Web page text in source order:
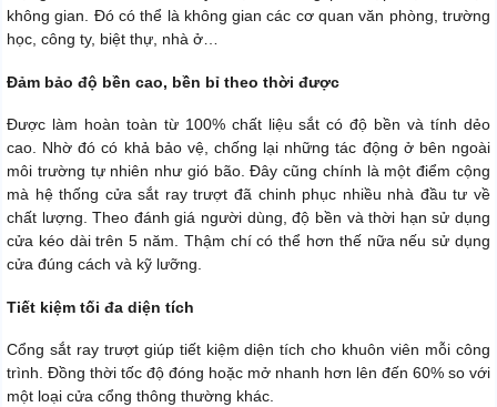
không gian. Đó có thể là không gian các cơ quan văn phòng, trường
học, công ty, biệt thự, nhà ở…
Đảm bảo độ bền cao, bền bỉ theo thời được
Được làm hoàn toàn từ 100% chất liệu sắt có độ bền và tính dẻo
cao. Nhờ đó có khả bảo vệ, chống lại những tác động ở bên ngoài
môi trường tự nhiên như gió bão. Đây cũng chính là một điểm cộng
mà hệ thống cửa sắt ray trượt đã chinh phục nhiều nhà đầu tư về
chất lượng. Theo đánh giá người dùng, độ bền và thời hạn sử dụng
cửa kéo dài trên 5 năm. Thậm chí có thể hơn thế nữa nếu sử dụng
cửa đúng cách và kỹ lưỡng.
Tiết kiệm tối đa diện tích
Cổng sắt ray trượt giúp tiết kiệm diện tích cho khuôn viên mỗi công
trình. Đồng thời tốc độ đóng hoặc mở nhanh hơn lên đến 60% so với
một loại cửa cổng thông thường khác.